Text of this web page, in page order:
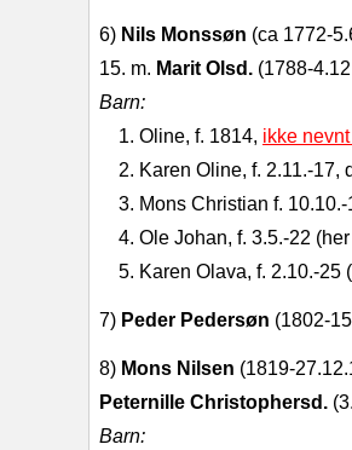
6) Nils Monssøn (ca
15. m. Marit Olsd.
Barn:
1. Oline, f. 1814, ikke
2. Karen Oline, f. 2.11.‑17,
3. Mons Christian f.
4. Ole Johan, f. 3.5.‑22
5. Karen Olava, f. 2.10.‑25 (
7) Peder Pedersøn
8) Mons Nilsen
Peternille Christophersd.
Barn: